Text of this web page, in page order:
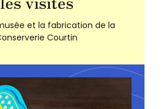
et la fabrication de la
Courtin